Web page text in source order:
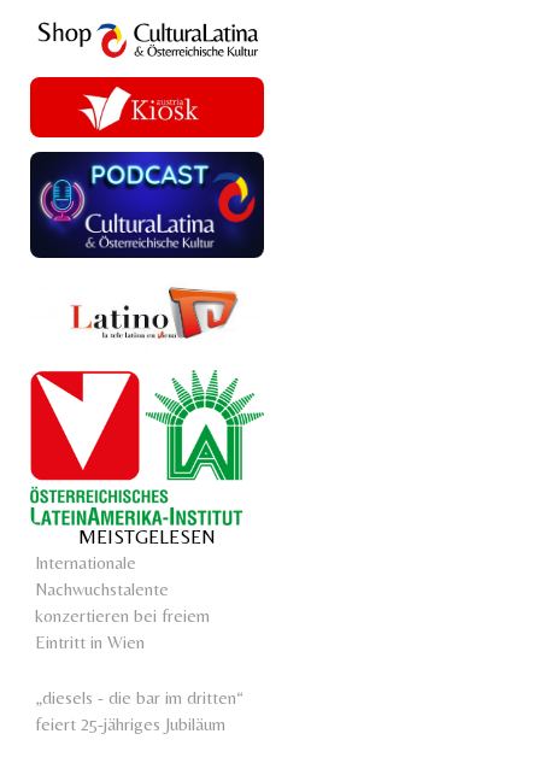
MEISTGELESEN
Internationale
Nachwuchstalente
konzertieren bei freiem
Eintritt in Wien
„diesels - die bar im dritten“
feiert 25-jähriges Jubiläum